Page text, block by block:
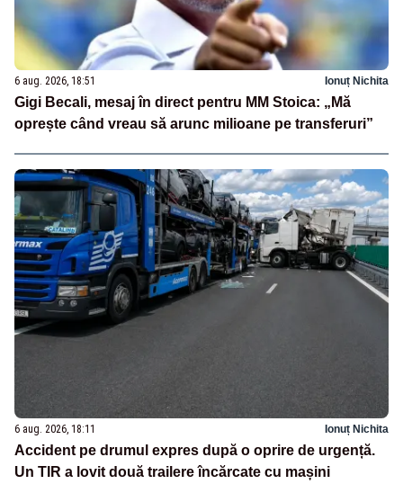
6 aug. 2026, 18:51 Ionuț Nichita
Gigi Becali, mesaj în direct pentru MM Stoica: „Mă
oprește când vreau să arunc milioane pe transferuri”
6 aug. 2026, 18:11 Ionuț Nichita
Accident pe drumul expres după o oprire de urgență.
Un TIR a lovit două trailere încărcate cu mașini